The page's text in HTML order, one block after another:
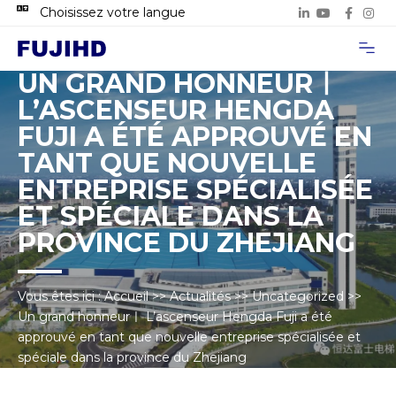
Choisissez votre langue
UN GRAND HONNEURㅣ
L’ASCENSEUR HENGDA
FUJI A ÉTÉ APPROUVÉ EN
TANT QUE NOUVELLE
ENTREPRISE SPÉCIALISÉE
ET SPÉCIALE DANS LA
PROVINCE DU ZHEJIANG
Vous êtes ici :Accueil>>Actualités>>Uncategorized >>
Un grand honneurㅣ L’ascenseur Hengda Fuji a été
approuvé en tant que nouvelle entreprise spécialisée et
spéciale dans la province du Zhejiang